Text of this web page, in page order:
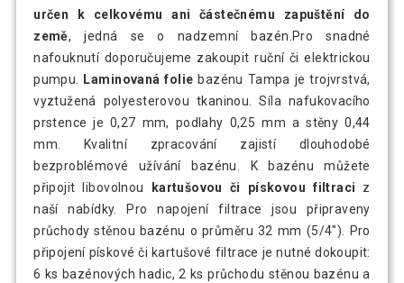
určen k celkovému ani částečnému zapuštění do
země, jedná se o nadzemní bazén.Pro snadné
nafouknutí doporučujeme zakoupit ruční či elektrickou
pumpu. Laminovaná folie bazénu Tampa je trojvrstvá,
vyztužená polyesterovou tkaninou. Síla nafukovacího
prstence je 0,27 mm, podlahy 0,25 mm a stěny 0,44
mm. Kvalitní zpracování zajistí dlouhodobé
bezproblémové užívání bazénu. K bazénu můžete
připojit libovolnou
kartušovou či pískovou filtraci z
naší nabídky. Pro napojení filtrace jsou připraveny
průchody stěnou bazénu o průměru 32 mm (5/4"). Pro
připojení pískové či kartušové filtrace je nutné dokoupit:
6 ks bazénových hadic, 2 ks průchodu stěnou bazénu a